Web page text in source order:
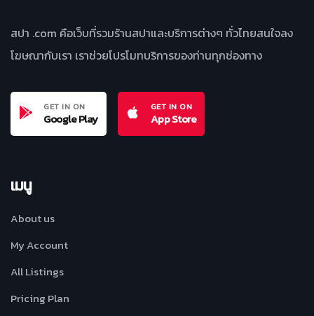
สปา .com คือเว็บที่รวมร้านสปาและบริการต่างๆ ทั่วไทยสนใจลง
โฆษณากับเรา เราช่วยโปรโมทบริการของท่านทุกช่องทาง
GET IN ON
Google Play
GET IN ON
App Store
เมนู
About us
My Account
All Listings
Pricing Plan